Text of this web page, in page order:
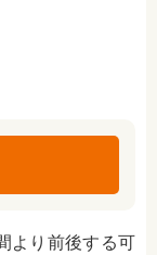
より前後する可